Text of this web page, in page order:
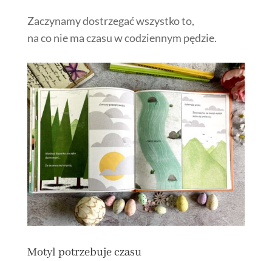
Zaczynamy dostrzegać wszystko to,
na co nie ma czasu w codziennym pędzie.
Motyl potrzebuje czasu